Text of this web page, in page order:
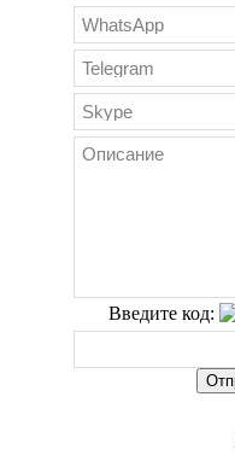
Введите код: